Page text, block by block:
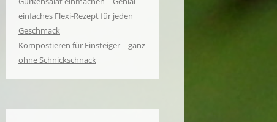
einfaches Flexi-Rezept für jeden
Geschmack
Kompostieren für Einsteiger – ganz
ohne Schnickschnack